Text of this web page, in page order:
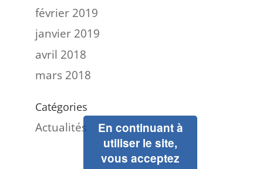
février 2019
janvier 2019
avril 2018
mars 2018
Catégories
Actualités
En continuant à
utiliser le site,
vous acceptez